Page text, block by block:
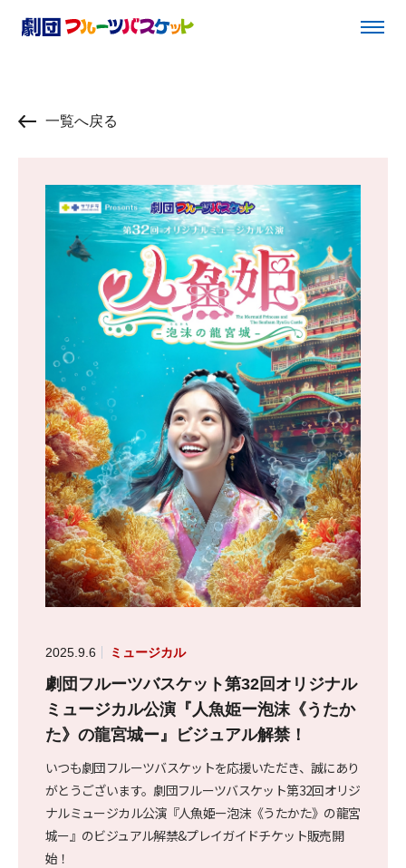
一覧へ戻る
2025.9.6 ミュージカル
劇団フルーツバスケット第32回オリジナル
ミュージカル公演『人魚姫ー泡沫《うたか
た》の龍宮城ー』ビジュアル解禁！
いつも劇団フルーツバスケットを応援いただき、誠にあり
がとうございます。劇団フルーツバスケット第32回オリジ
ナルミュージカル公演『人魚姫ー泡沫《うたかた》の龍宮
城ー』のビジュアル解禁&プレイガイドチケット販売開
始！